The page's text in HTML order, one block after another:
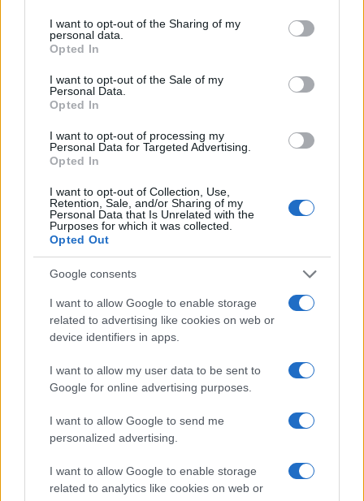
I want to opt-out of the Sharing of my
personal data.
Opted In
I want to opt-out of the Sale of my
Personal Data.
Opted In
I want to opt-out of processing my
Personal Data for Targeted Advertising.
Opted In
I want to opt-out of Collection, Use,
Retention, Sale, and/or Sharing of my
Personal Data that Is Unrelated with the
Purposes for which it was collected.
Opted Out
Google consents
I want to allow Google to enable storage
related to advertising like cookies on web or
device identifiers in apps.
I want to allow my user data to be sent to
Google for online advertising purposes.
I want to allow Google to send me
personalized advertising.
I want to allow Google to enable storage
related to analytics like cookies on web or